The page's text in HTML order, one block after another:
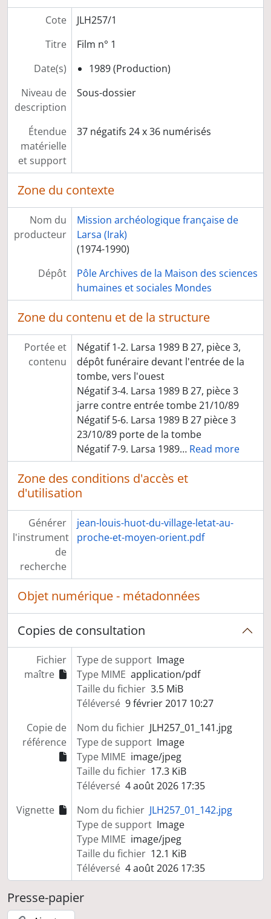
Cote
JLH257/1
Titre
Film n° 1
Date(s)
1989 (Production)
Niveau de
description
Sous-dossier
Étendue
matérielle
et support
37 négatifs 24 x 36 numérisés
Zone du contexte
Nom du
producteur
Mission archéologique française de
Larsa (Irak)
(1974-1990)
Dépôt
Pôle Archives de la Maison des sciences
humaines et sociales Mondes
Zone du contenu et de la structure
Portée et
contenu
Négatif 1-2. Larsa 1989 B 27, pièce 3,
dépôt funéraire devant l'entrée de la
tombe, vers l'ouest
Négatif 3-4. Larsa 1989 B 27, pièce 3
jarre contre entrée tombe 21/10/89
Négatif 5-6. Larsa 1989 B 27 pièce 3
23/10/89 porte de la tombe
Négatif 7-9. Larsa 1989… Read more
Zone des conditions d'accès et
d'utilisation
Générer
l'instrument
de
recherche
jean-louis-huot-du-village-letat-au-
proche-et-moyen-orient.pdf
Objet numérique - métadonnées
Copies de consultation
Fichier
maître
Type de support Image
Type MIME application/pdf
Taille du fichier 3.5 MiB
Téléversé 9 février 2017 10:27
Copie de
référence
Nom du fichier JLH257_01_141.jpg
Type de support Image
Type MIME image/jpeg
Taille du fichier 17.3 KiB
Téléversé 4 août 2026 17:35
Vignette
Nom du fichier JLH257_01_142.jpg
Type de support Image
Type MIME image/jpeg
Taille du fichier 12.1 KiB
Téléversé 4 août 2026 17:35
Presse-papier